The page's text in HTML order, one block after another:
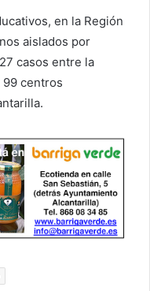
en la Región
aislados por
casos entre la
centros